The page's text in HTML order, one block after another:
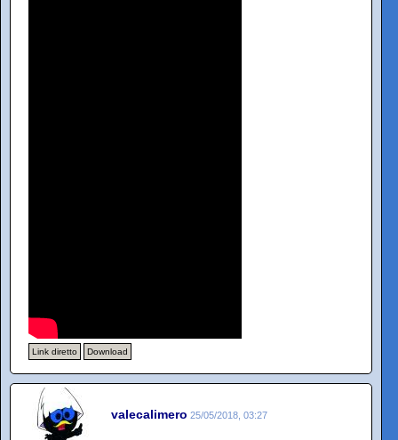
Link diretto Download
valecalimero 25/05/2018, 03:27